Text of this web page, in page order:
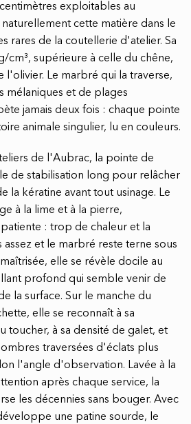
exploitables au
cette matière dans le
rares de la coutellerie d'atelier. Sa
cm³, supérieure à celle du chêne,
l'olivier. Le marbré qui la traverse,
mélaniques et de plages
jamais deux fois : chaque pointe
animale singulier, lu en couleurs.
de l'Aubrac, la pointe de
de stabilisation long pour relâcher
la kératine avant tout usinage. Le
à la lime et à la pierre,
: trop de chaleur et la
assez et le marbré reste terne sous
elle se révèle docile au
profond qui semble venir de
la surface. Sur le manche du
elle se reconnaît à sa
toucher, à sa densité de galet, et
traversées d'éclats plus
l'angle d'observation. Lavée à la
après chaque service, la
les décennies sans bouger. Avec
une patine sourde, le